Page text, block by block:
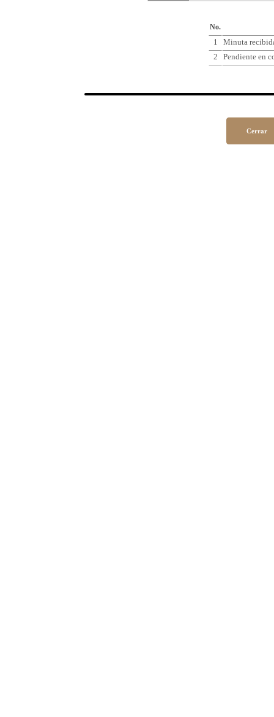
No.
1
Minuta
2
Pendiente en
Cerrar